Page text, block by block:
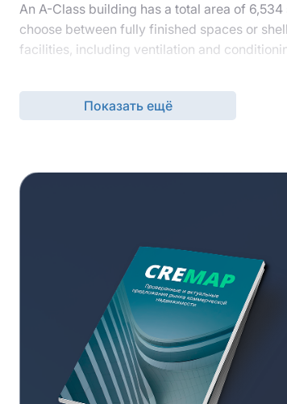
An A-Class building has a total area of
choose between fully finished spaces or
facilities, including ventilation and
transportation.Показать ещё